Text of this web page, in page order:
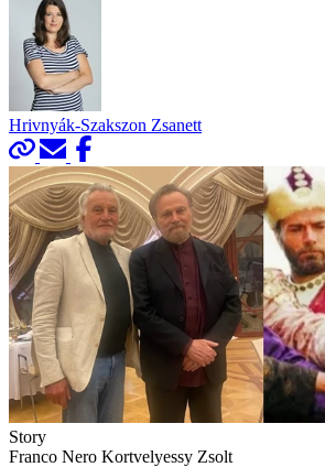
Hrivnyák-Szakszon Zsanett
Story
Franco Nero Kortvelyessy Zsolt